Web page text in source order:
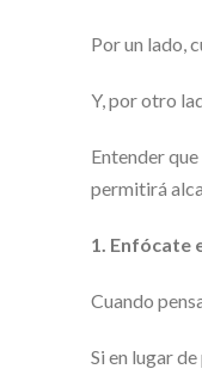
Por un lado,
Y, por otro
Entender
permitirá
1. Enfócate
Cuando
Si en lugar